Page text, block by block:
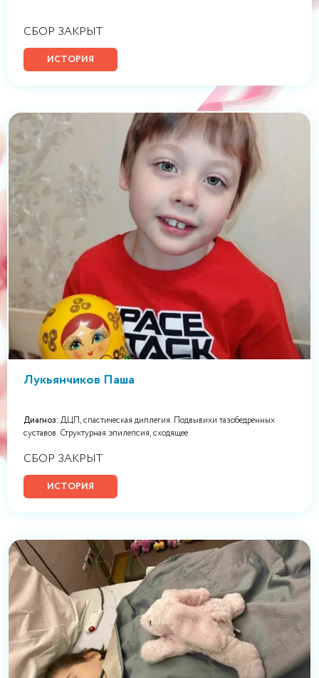
СБОР ЗАКРЫТ
ИСТОРИЯ
Лукьянчиков Паша
Диагноз: ДЦП, спастическая диплегия. Подвывихи тазобедренных
суставов. Структурная эпилепсия, сходящее
СБОР ЗАКРЫТ
ИСТОРИЯ